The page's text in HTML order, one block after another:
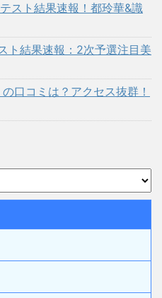
スト結果速報！都玲華&識
ト結果速報：2次予選注目美
口コミは？アクセス抜群！